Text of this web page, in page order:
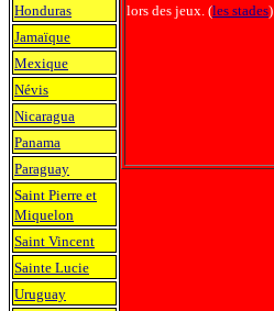
lors des jeux. (les stades)
Honduras
Jamaïque
Mexique
Névis
Nicaragua
Panama
Paraguay
Saint Pierre et
Miquelon
Saint Vincent
Sainte Lucie
Uruguay